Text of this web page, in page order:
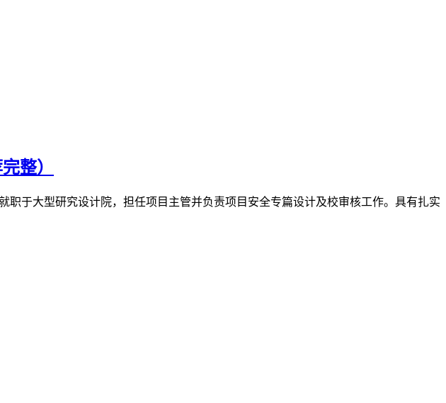
整）
于大型研究设计院，担任项目主管并负责项目安全专篇设计及校审核工作。具有扎实